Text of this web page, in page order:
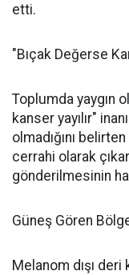
etti.
"Bıçak Değerse
Toplumda yaygın
kanser yayılır"
olmadığını
cerrahi olarak
gönderilmesinin
Güneş Gören
Melanom dışı